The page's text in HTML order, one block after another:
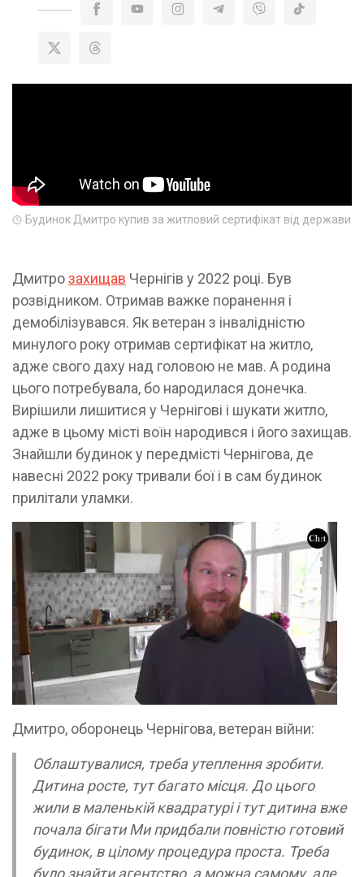
Будинок Дмитро купив за житловий сертифікат від держави
Дмитрозахищав Чернігів у 2022 році. Був
розвідником. Отримав важке поранення і
демобілізувався. Як ветеран з інвалідністю
минулого року отримав сертифікат на житло,
адже свого даху над головою не мав. А родина
цього потребувала, бо народилася донечка.
Вирішили лишитися у Чернігові і шукати житло,
адже в цьому місті воїн народився і його захищав.
Знайшли будинок у передмісті Чернігова, де
навесні 2022 року тривали бої і в сам будинок
прилітали уламки.
Дмитро, оборонець Чернігова, ветеран війни:
Облаштувалися, треба утеплення зробити.
Дитина росте, тут багато місця. До цього
жили в маленькій квадратурі і тут дитина вже
почала бігати Ми придбали повністю готовий
будинок, в цілому процедура проста. Треба
було знайти агентство, а можна самому, але